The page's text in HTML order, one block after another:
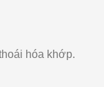
hóa khớp.